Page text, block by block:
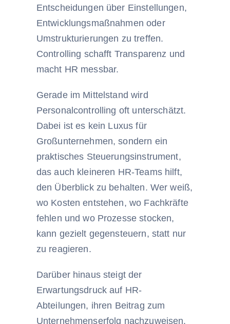
Entscheidungen über Einstellungen,
Entwicklungsmaßnahmen oder
Umstrukturierungen zu treffen.
Controlling schafft Transparenz und
macht HR messbar.
Gerade im Mittelstand wird
Personalcontrolling oft unterschätzt.
Dabei ist es kein Luxus für
Großunternehmen, sondern ein
praktisches Steuerungsinstrument,
das auch kleineren HR-Teams hilft,
den Überblick zu behalten. Wer weiß,
wo Kosten entstehen, wo Fachkräfte
fehlen und wo Prozesse stocken,
kann gezielt gegensteuern, statt nur
zu reagieren.
Darüber hinaus steigt der
Erwartungsdruck auf HR-
Abteilungen, ihren Beitrag zum
Unternehmenserfolg nachzuweisen.